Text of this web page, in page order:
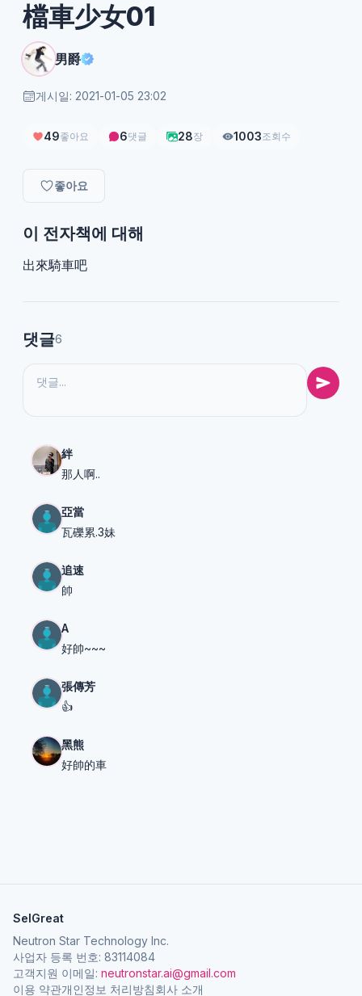
檔車少女01
男爵
게시일: 2021-01-05 23:02
49좋아요 6댓글 28장 1003조회수
좋아요
이 전자책에 대해
出來騎車吧
댓글6
絆
那人啊..
亞當
瓦礫累.3妹
追速
帥
A
好帥~~~
張傳芳
👍
黑熊
好帥的車
SelGreat
Neutron Star Technology Inc.
사업자 등록 번호: 83114084
고객지원 이메일: neutronstar.ai@gmail.com
이용 약관개인정보 처리방침회사 소개